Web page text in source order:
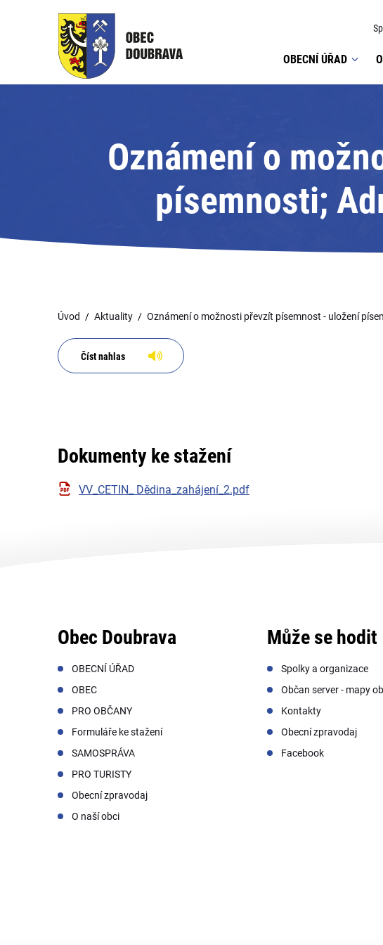
OBECNÍ ÚŘAD
Oznámení o
písemnosti;
Úvod Aktuality Oznámení o možnosti převzít písemnost - uložení
Číst nahlas
Dokumenty ke stažení
VV_CETIN_ Dědina_zahájení_2.pdf
Obec Doubrava
OBECNÍ ÚŘAD
OBEC
PRO OBČANY
Formuláře ke stažení
SAMOSPRÁVA
PRO TURISTY
Obecní zpravodaj
O naší obci
Může se hodit
Spolky a organizace
Občan server - mapy
Kontakty
Obecní zpravodaj
Facebook